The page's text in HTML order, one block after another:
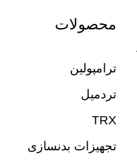
محصولات
ترامپولین
تردمیل
TRX
تجهیزات بدنسازی